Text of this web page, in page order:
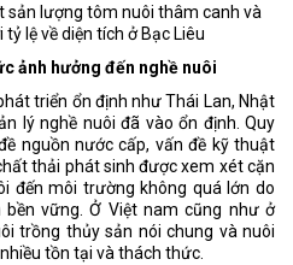
sản lượng tôm nuôi thâm canh và
lệ về diện tích ở Bạc Liêu
ảnh hưởng đến nghề nuôi
triển ổn định như Thái Lan, Nhật
lý nghề nuôi đã vào ổn định. Quy
nguồn nước cấp, vấn đề kỹ thuật
thải phát sinh được xem xét cặn
đến môi trường không quá lớn do
vững. Ở Việt nam cũng như ở
trồng thủy sản nói chung và nuôi
tồn tại và thách thức.